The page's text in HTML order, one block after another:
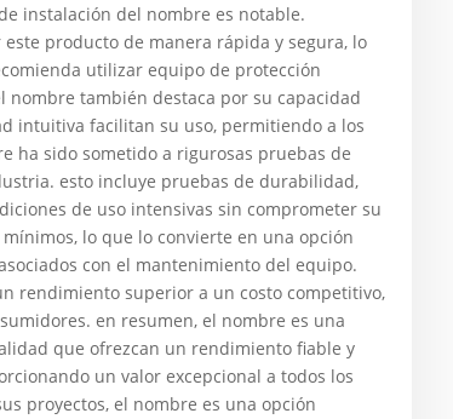
instalación del nombre es notable.
producto de manera rápida y segura, lo
utilizar equipo de protección
también destaca por su capacidad
intuitiva facilitan su uso, permitiendo a los
ha sido sometido a rigurosas pruebas de
esto incluye pruebas de durabilidad,
de uso intensivas sin comprometer su
lo que lo convierte en una opción
con el mantenimiento del equipo.
rendimiento superior a un costo competitivo,
en resumen, el nombre es una
que ofrezcan un rendimiento fiable y
un valor excepcional a todos los
proyectos, el nombre es una opción